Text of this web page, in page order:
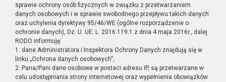
sprawie ochrony osób fizycznych w związku z przetwarzaniem
danych osobowych i w sprawie swobodnego przepływu takich danych
oraz uchylenia dyrektywy 95/46/WE (ogólne rozporządzenie o
ochronie danych), Dz. U. UE. L. 2016.119.1 z dnia 4 maja 2016r., dalej
RODO informuję:
1. dane Administratora i Inspektora Ochrony Danych znajdują się w
linku „Ochrona danych osobowych”,
2. Pana/Pani dane osobowe w postaci adresu IP, są przetwarzane w
celu udostępniania strony internetowej oraz wypełnienia obowiązków